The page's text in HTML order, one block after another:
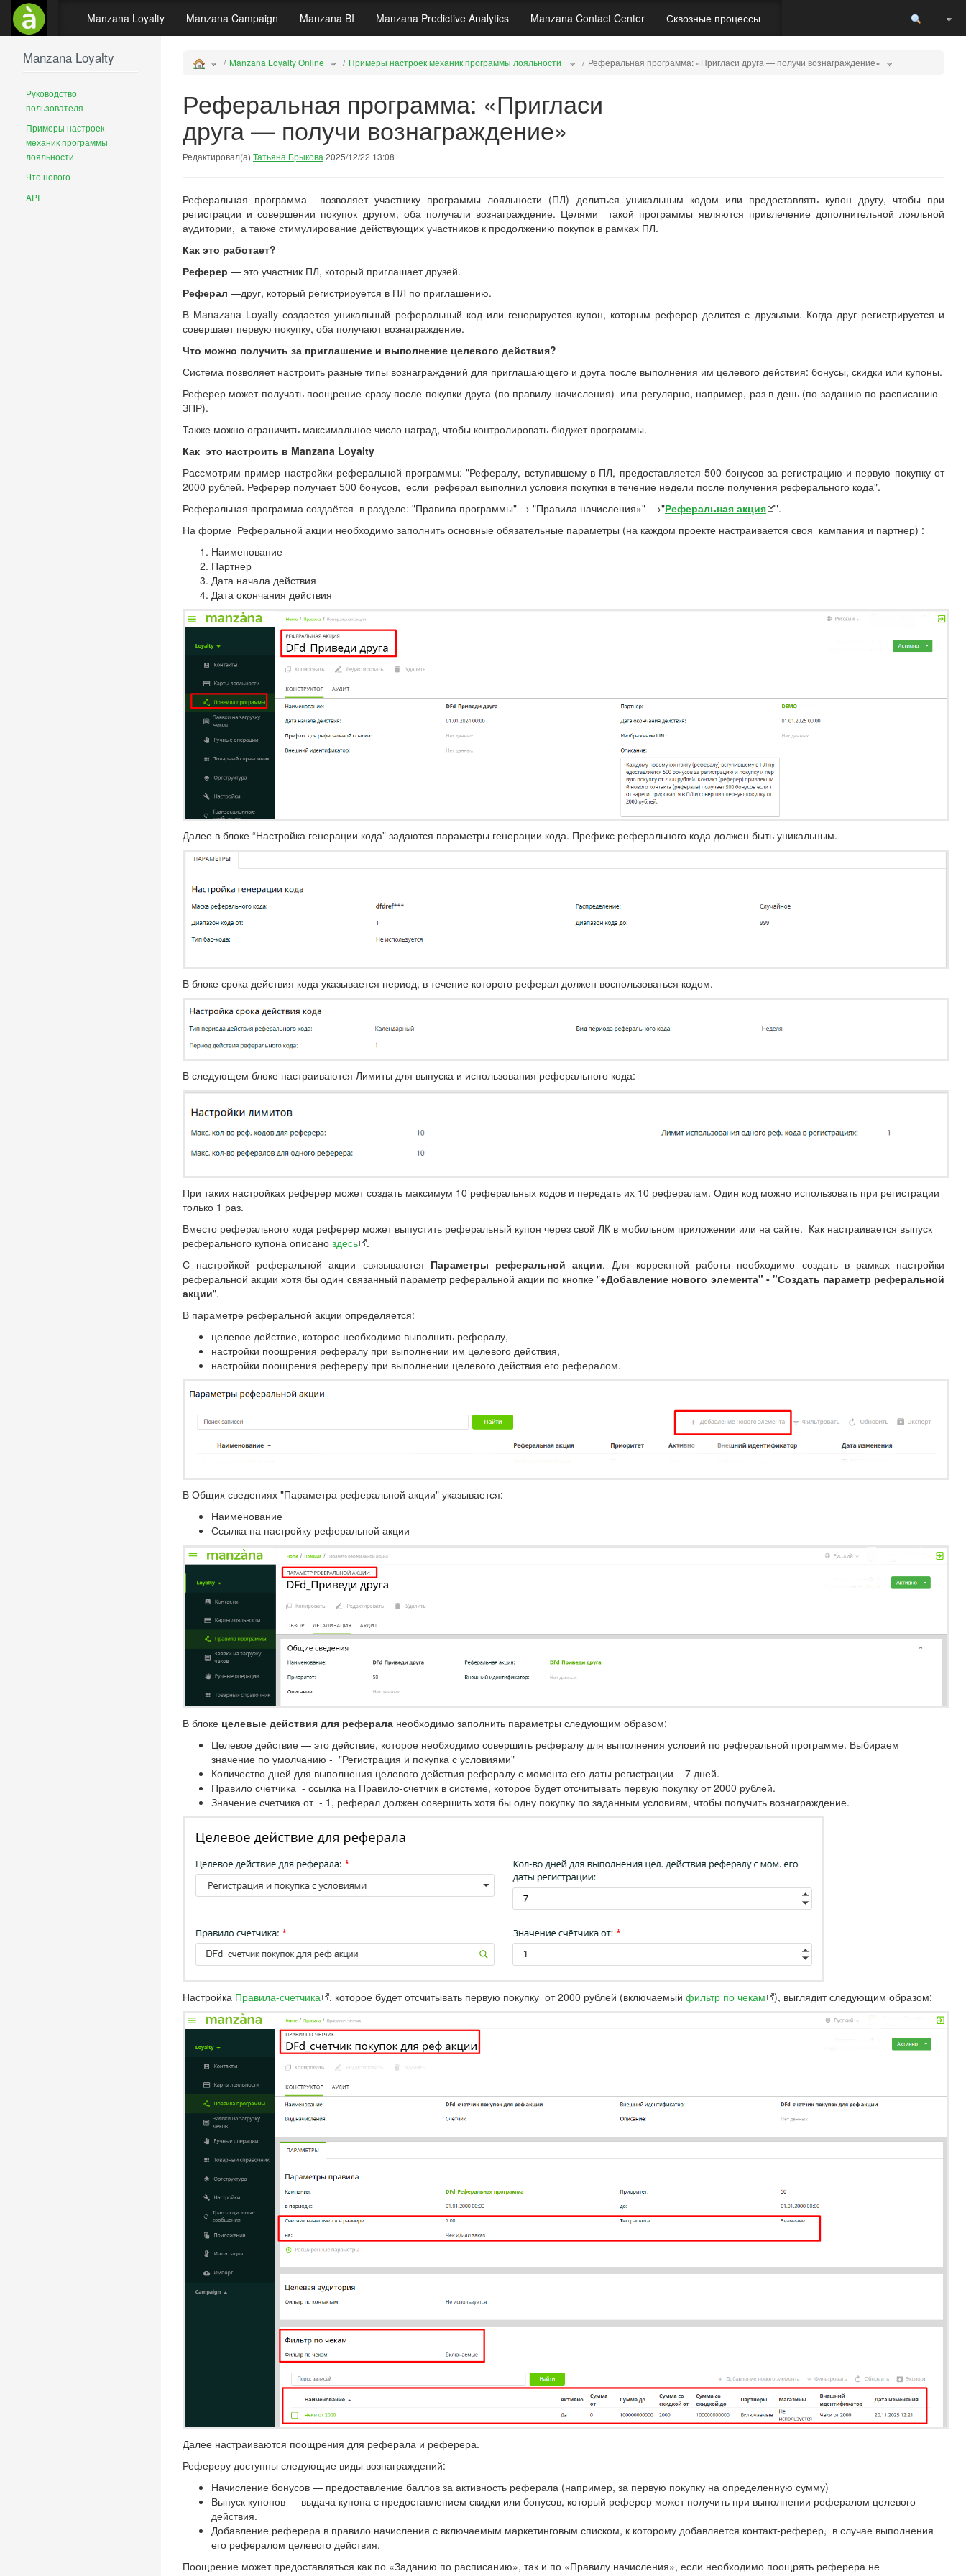
Manzana Loyalty Manzana Campaign Manzana BI Manzana Predictive Analytics Manzana Contact Center Сквозные процессы
Manzana Loyalty Online Примеры настроек механик программы лояльности Реферальная программа: «Пригласи друга — получи вознаграждение»
Реферальная программа: «Пригласи
друга — получи вознаграждение»
Редактировал(а) Татьяна Брыкова 2025/12/22 13:08
Реферальная программа позволяет участнику программы лояльности (ПЛ) делиться уникальным кодом или предоставлять купон другу, чтобы при
регистрации и совершении покупок другом, оба получали вознаграждение. Целями такой программы являются привлечение дополнительной лояльной
аудитории, а также стимулирование действующих участников к продолжению покупок в рамках ПЛ.
Как это работает?
Реферер — это участник ПЛ, который приглашает друзей.
Реферал —друг, который регистрируется в ПЛ по приглашению.
В Manazana Loyalty создается уникальный реферальный код или генерируется купон, которым реферер делится с друзьями. Когда друг регистрируется и
совершает первую покупку, оба получают вознаграждение.
Что можно получить за приглашение и выполнение целевого действия?
Система позволяет настроить разные типы вознаграждений для приглашающего и друга после выполнения им целевого действия: бонусы, скидки или купоны.
Реферер может получать поощрение сразу после покупки друга (по правилу начисления) или регулярно, например, раз в день (по заданию по расписанию -
ЗПР).
Также можно ограничить максимальное число наград, чтобы контролировать бюджет программы.
Как это настроить в Manzana Loyalty
Рассмотрим пример настройки реферальной программы: "Рефералу, вступившему в ПЛ, предоставляется 500 бонусов за регистрацию и первую покупку от
2000 рублей. Реферер получает 500 бонусов, если реферал выполнил условия покупки в течение недели после получения реферального кода".
Реферальная программа создаётся в разделе: "Правила программы" → "Правила начисления»" →"Реферальная акция ".
На форме Реферальной акции необходимо заполнить основные обязательные параметры (на каждом проекте настраивается своя кампания и партнер) :
Наименование
Партнер
Дата начала действия
Дата окончания действия
Далее в блоке “Настройка генерации кода” задаются параметры генерации кода. Префикс реферального кода должен быть уникальным.
В блоке срока действия кода указывается период, в течение которого реферал должен воспользоваться кодом.
В следующем блоке настраиваются Лимиты для выпуска и использования реферального кода:
При таких настройках реферер может создать максимум 10 реферальных кодов и передать их 10 рефералам. Один код можно использовать при регистрации
только 1 раз.
Вместо реферального кода реферер может выпустить реферальный купон через свой ЛК в мобильном приложении или на сайте. Как настраивается выпуск
реферального купона описано здесь
.
С настройкой реферальной акции связываются Параметры реферальной акции. Для корректной работы необходимо создать в рамках настройки
реферальной акции хотя бы один связанный параметр реферальной акции по кнопке "+Добавление нового элемента" - "Создать параметр реферальной
акции".
В параметре реферальной акции определяется:
целевое действие, которое необходимо выполнить рефералу,
настройки поощрения рефералу при выполнении им целевого действия,
настройки поощрения рефереру при выполнении целевого действия его рефералом.
В Общих сведениях "Параметра реферальной акции" указывается:
Наименование
Ссылка на настройку реферальной акции
В блоке целевые действия для реферала необходимо заполнить параметры следующим образом:
Целевое действие — это действие, которое необходимо совершить рефералу для выполнения условий по реферальной программе. Выбираем
значение по умолчанию - "Регистрация и покупка с условиями"
Количество дней для выполнения целевого действия рефералу с момента его даты регистрации – 7 дней.
Правило счетчика - ссылка на Правило-счетчик в системе, которое будет отсчитывать первую покупку от 2000 рублей.
Значение счетчика от - 1, реферал должен совершить хотя бы одну покупку по заданным условиям, чтобы получить вознаграждение.
Настройка Правила-счетчика , которое будет отсчитывать первую покупку от 2000 рублей (включаемый фильтр по чекам ), выглядит следующим образом:
Далее настраиваются поощрения для реферала и реферера.
Рефереру доступны следующие виды вознаграждений:
Начисление бонусов — предоставление баллов за активность реферала (например, за первую покупку на определенную сумму)
Выпуск купонов — выдача купона с предоставлением скидки или бонусов, который реферер может получить при выполнении рефералом целевого
действия.
Добавление реферера в правило начисления с включаемым маркетинговым списком, к которому добавляется контакт-реферер, в случае выполнения
его рефералом целевого действия.
Поощрение может предоставляться как по «Заданию по расписанию», так и по «Правилу начисления», если необходимо поощрять реферера не
Manzana Loyalty
Руководство
пользователя
Примеры настроек
механик программы
лояльности
Что нового
API